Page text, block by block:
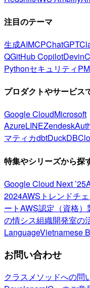
注目のテーマ
生成AIMCPChatGPT
QGitHub CopilotDevin
PythonセキュリティPM
プロダクトやサービス
Google CloudMicrosoft
AzureLINEZendesk
マティカdbtDuckDB
特集やシリーズから探
Google Cloud Next ’25
2024AWSトレンドチ
ートAWS認定（資格）
の情シス組織開発室の
LanguageVietnamese
お問い合わせ
クラスメソッドへの問